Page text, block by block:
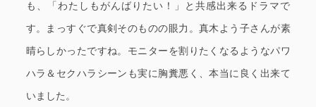
も、「わたしもがんばりたい！」と共感出来るドラマで
す。まっすぐで真剣そのものの眼力。真木よう子さんが素
晴らしかったですね。モニターを割りたくなるようなパワ
ハラ＆セクハラシーンも実に胸糞悪く、本当に良く出来て
いました。